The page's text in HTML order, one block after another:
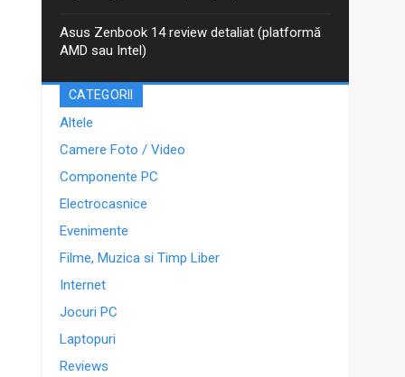
Asus Zenbook 14 review detaliat (platformă
AMD sau Intel)
CATEGORII
Altele
Camere Foto / Video
Componente PC
Electrocasnice
Evenimente
Filme, Muzica si Timp Liber
Internet
Jocuri PC
Laptopuri
Reviews